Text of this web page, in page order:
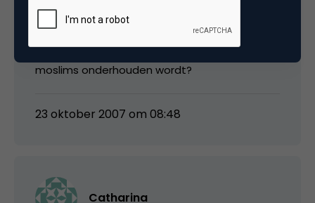
Wilders is toch juist voor Vrijheid? Misschien
alleen als het weblog aantoonbaar door
moslims onderhouden wordt?
23 oktober 2007 om 08:48
Catharina